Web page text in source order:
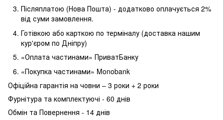
Післяплатою (Нова Пошта) - додатково оплачується 2%
від суми замовлення.
Готівкою або карткою по терміналу (доставка нашим
кур'єром по Дніпру)
«Оплата частинами» ПриватБанку
«Покупка частинами» Monobank
Офіційна гарантія на човни – 3 роки + 2 роки
Фурнітура та комплектуючі - 60 днів
Обмін та Повернення - 14 днів